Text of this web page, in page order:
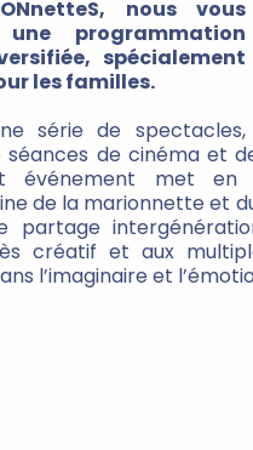
nous vous
une programmation
spécialement
les familles.
série de spectacles,
séances de cinéma et
événement met en
de la marionnette et
partage
créatif et aux
l’imaginaire et